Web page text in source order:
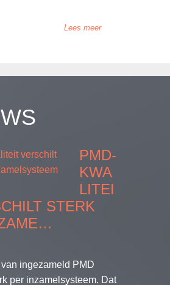
Lees meer
PMD-
KWA
LITEI
STERK
ingezameld PMD
per inzamelsysteem. Dat